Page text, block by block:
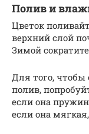
Полив и
Цветок
верхний слой
Зимой
Для того,
полив,
если она
если она